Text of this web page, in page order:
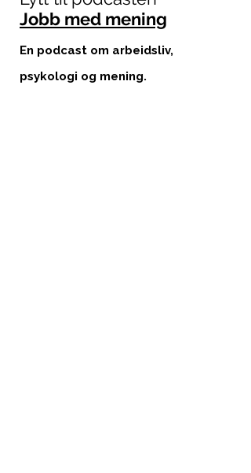
Jobb med mening​​
En podcast om arbeidsliv,
psykologi og mening.